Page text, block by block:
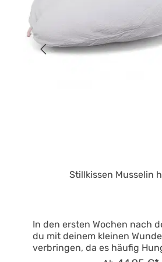
Stillkissen Musselin
In den ersten Wochen nach
du mit deinem kleinen
verbringen, da es häufig
Damit dein Baby dabei